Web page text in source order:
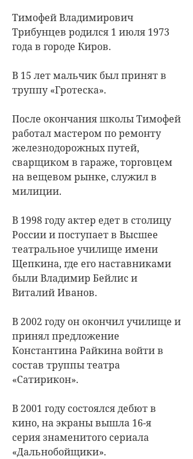
Тимофей Владимирович
Трибунцев родился 1 июля 1973
года в городе Киров.
В 15 лет мальчик был принят в
труппу «Гротеска».
После окончания школы Тимофей
работал мастером по ремонту
железнодорожных путей,
сварщиком в гараже, торговцем
на вещевом рынке, служил в
милиции.
В 1998 году актер едет в столицу
России и поступает в Высшее
театральное училище имени
Щепкина, где его наставниками
были Владимир Бейлис и
Виталий Иванов.
В 2002 году он окончил училище и
принял предложение
Константина Райкина войти в
состав труппы театра
«Сатирикон».
В 2001 году состоялся дебют в
кино, на экраны вышла 16-я
серия знаменитого сериала
«Дальнобойщики».